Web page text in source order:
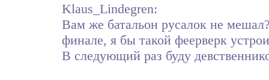
Klaus_Lindegren:
Вам же батальон русалок не
финале, я бы такой феерверк
В следующий раз буду